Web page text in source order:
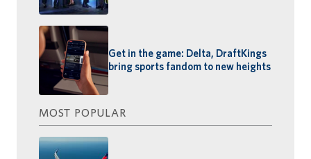
Get in the game: Delta, DraftKings
bring sports fandom to new heights
MOST POPULAR